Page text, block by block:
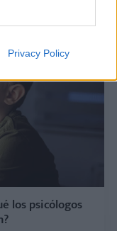
Privacy Policy
los psicólogos